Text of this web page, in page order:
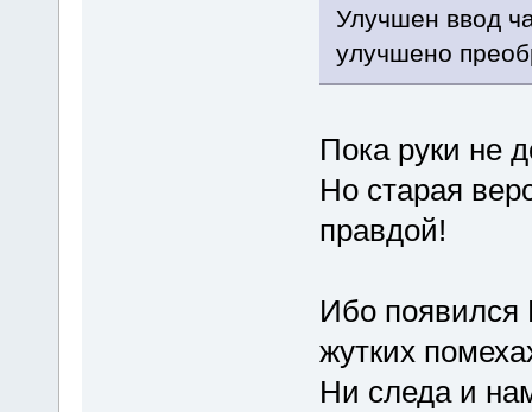
Улучшен ввод
улучшено
Пока руки не
Но старая
правдой!
Ибо появился
жутких
Ни следа и